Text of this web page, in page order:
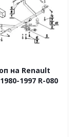
на Renault
1997 R-080